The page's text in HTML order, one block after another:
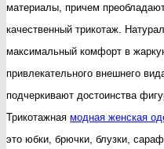
материалы, причем
качественный трикотаж.
максимальный комфорт в
привлекательного внешнего
подчеркивают достоинства
Трикотажная модная женская
это юбки, брючки, блузки,